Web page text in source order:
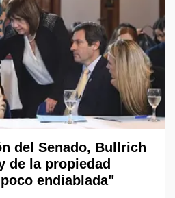
del Senado, Bullrich
de la propiedad
endiablada"